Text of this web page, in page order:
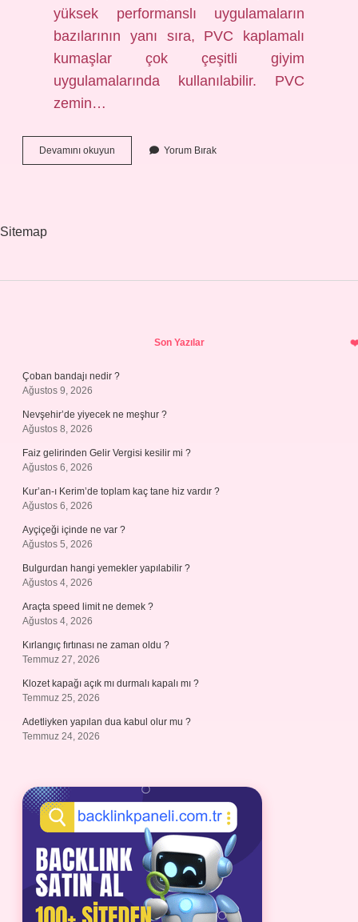
yüksek performanslı uygulamaların
bazılarının yanı sıra, PVC kaplamalı
kumaşlar çok çeşitli giyim
uygulamalarında kullanılabilir. PVC
zemin…
Devamını okuyun
Branda
Yorum Bırak
Sitemap
Son Yazılar
Çoban bandajı nedir ?
Ağustos 9, 2026
Nevşehir’de yiyecek ne meşhur ?
Ağustos 8, 2026
Faiz gelirinden Gelir Vergisi kesilir mi ?
Ağustos 6, 2026
Kur’an-ı Kerim’de toplam kaç tane hiz vardır ?
Ağustos 6, 2026
Ayçiçeği içinde ne var ?
Ağustos 5, 2026
Bulgurdan hangi yemekler yapılabilir ?
Ağustos 4, 2026
Araçta speed limit ne demek ?
Ağustos 4, 2026
Kırlangıç fırtınası ne zaman oldu ?
Temmuz 27, 2026
Klozet kapağı açık mı durmalı kapalı mı ?
Temmuz 25, 2026
Adetliyken yapılan dua kabul olur mu ?
Temmuz 24, 2026